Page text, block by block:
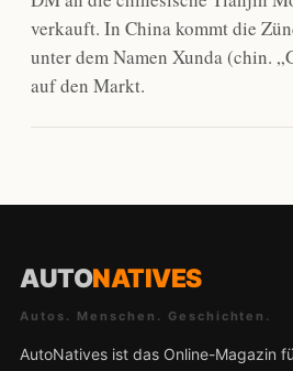
verkauft. In China kommt die
unter dem Namen Xunda (chin.
auf den Markt.
AUTONATIVES
Autos. Menschen. Geschichten.
AutoNatives ist das Online-Magazin